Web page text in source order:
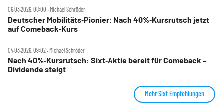
06.03.2026, 08:00 ‧ Michael Schröder
Deutscher Mobilitäts‑Pionier: Nach 40%‑Kursrutsch jetzt
auf Comeback‑Kurs
04.03.2026, 09:02 ‧ Michael Schröder
Nach 40%‑Kursrutsch: Sixt‑Aktie bereit für Comeback –
Dividende steigt
Mehr Sixt Empfehlungen